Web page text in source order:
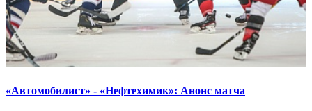
«Автомобилист» - «Нефтехимик»: Анонс матча